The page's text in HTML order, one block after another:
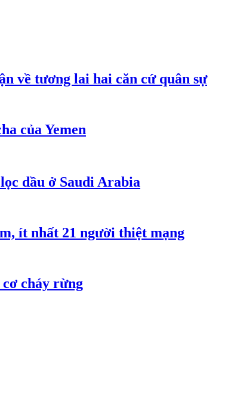
về tương lai hai căn cứ quân sự
của Yemen
dầu ở Saudi Arabia
ít nhất 21 người thiệt mạng
cháy rừng